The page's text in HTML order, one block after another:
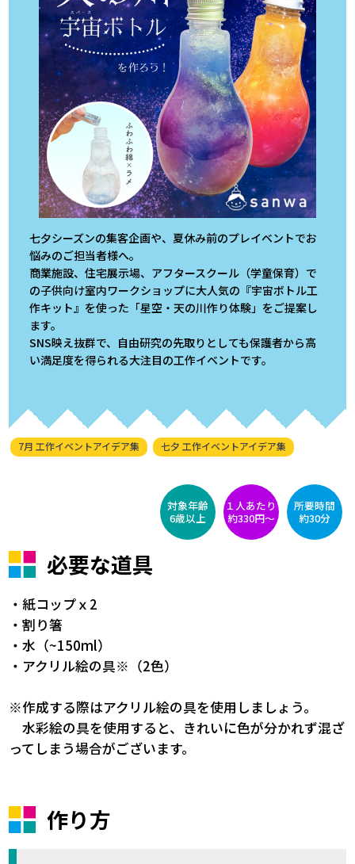
七夕シーズンの集客企画や、夏休み前のプレイベントでお
悩みのご担当者様へ。
商業施設、住宅展示場、アフタースクール（学童保育）で
の子供向け室内ワークショップに大人気の『宇宙ボトル工
作キット』を使った「星空・天の川作り体験」をご提案し
ます。
SNS映え抜群で、自由研究の先取りとしても保護者から高
い満足度を得られる大注目の工作イベントです。
7月 工作イベントアイデア集 七夕 工作イベントアイデア集
対象年齢
6歳以上
１人あたり
約330円〜
所要時間
約30分
必要な道具
・紙コップｘ2
・割り箸
・水（~150ml）
・アクリル絵の具※（2色）
※作成する際はアクリル絵の具を使用しましょう。
水彩絵の具を使用すると、きれいに色が分かれず混ざ
ってしまう場合がございます。
作り方